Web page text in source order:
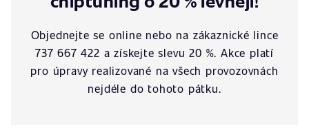
Objednejte se online nebo na zákaznické lince
737 667 422 a získejte slevu 20 %. Akce platí
pro úpravy realizované na všech provozovnách
nejdéle do tohoto pátku.